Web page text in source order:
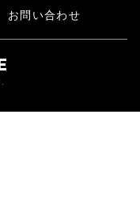
お問い合わせ